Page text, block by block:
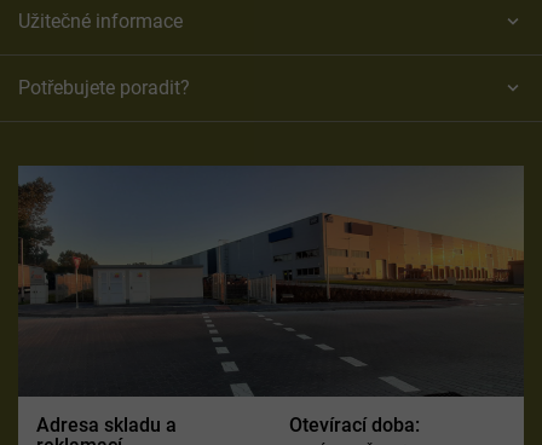
Užitečné informace
Potřebujete poradit?
Adresa skladu a
Otevírací doba: